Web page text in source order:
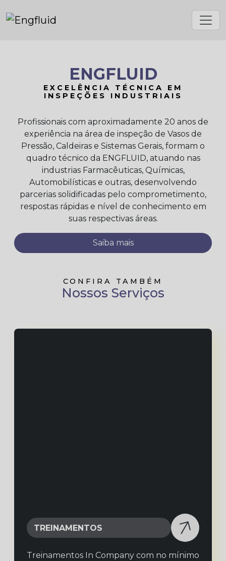
ENGFLUID
EXCELÊNCIA TÉCNICA EM
INSPEÇÕES INDUSTRIAIS
Profissionais com aproximadamente 20 anos de
experiência na área de inspeção de Vasos de
Pressão, Caldeiras e Sistemas Gerais, formam o
quadro técnico da ENGFLUID, atuando nas
industrias Farmacêuticas, Químicas,
Automobilísticas e outras, desenvolvendo
parcerias solidificadas pelo comprometimento,
respostas rápidas e nível de conhecimento em
suas respectivas áreas.
Saiba mais
CONFIRA TAMBÉM
Nossos Serviços
TREINAMENTOS
Treinamentos In Company com no mínimo